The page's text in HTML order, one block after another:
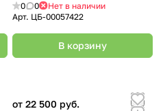
0 0
Нет в наличии
Арт. ЦБ-00057422
В корзину
от 22 500 руб.